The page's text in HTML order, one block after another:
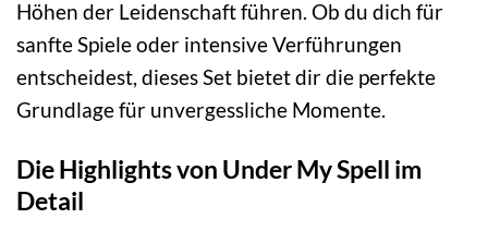
Höhen der Leidenschaft führen. Ob du dich für
sanfte Spiele oder intensive Verführungen
entscheidest, dieses Set bietet dir die perfekte
Grundlage für unvergessliche Momente.
Die Highlights von Under My Spell im
Detail